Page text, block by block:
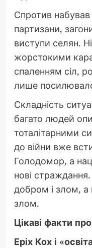
Спротив набував
партизани,
виступи селян.
жорстокими
спаленням сіл,
лише
Складність
багато людей
тоталітарними
до війни вже
Голодомор, а
нові
добром і злом,
злом.
Цікаві факти
Еріх Кох і